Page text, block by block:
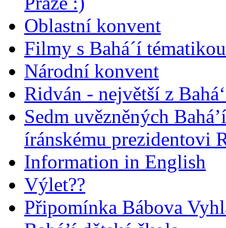
Oblastní konvent
Filmy s Bahá´í
Národní konvent
Ridván - největší z
Sedm uvězněných
íránskému prezidentovi
Information in English
Výlet??
Připomínka Bábova